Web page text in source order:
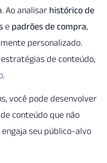
Ao analisar histórico de
e padrões de compra,
personalizado.
de conteúdo,
.
você pode desenvolver
conteúdo que não
seu público-alvo